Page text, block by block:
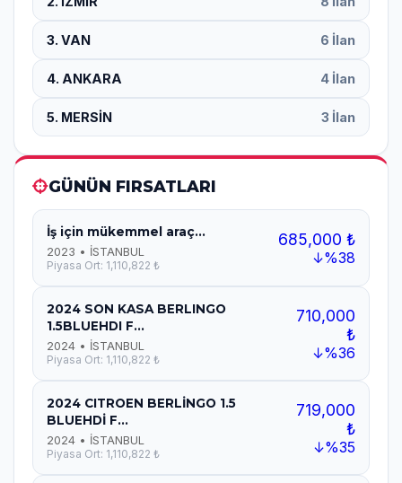
3. VAN 6 İlan
4. ANKARA 4 İlan
5. MERSİN 3 İlan
GÜNÜN FIRSATLARI
İş için mükemmel araç...
2023 • İSTANBUL
Piyasa Ort: 1,110,822 ₺
685,000 ₺
↓%38
2024 SON KASA BERLINGO
1.5BLUEHDI F...
2024 • İSTANBUL
Piyasa Ort: 1,110,822 ₺
710,000
₺
↓%36
2024 CITROEN BERLİNGO 1.5
BLUEHDİ F...
2024 • İSTANBUL
Piyasa Ort: 1,110,822 ₺
719,000
₺
↓%35